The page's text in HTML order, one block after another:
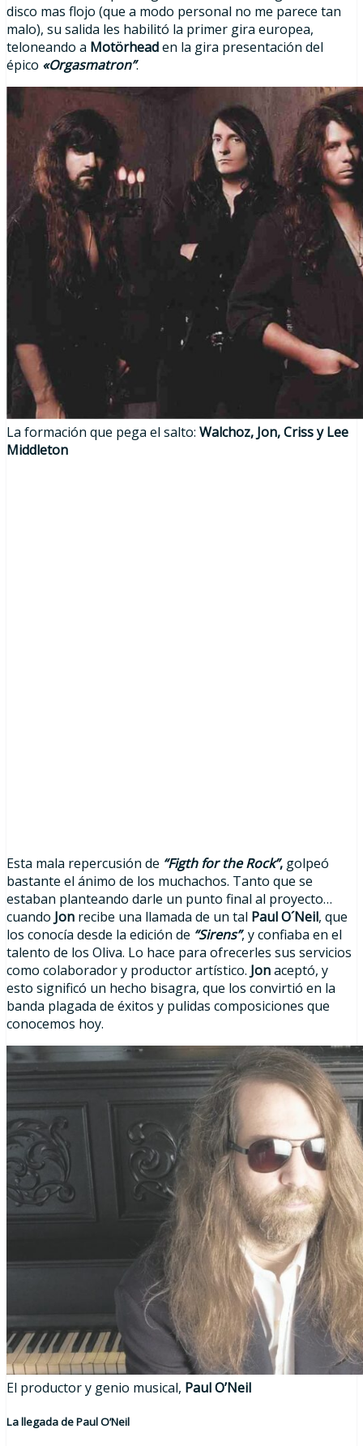
disco mas flojo (que a modo personal no me parece tan
malo), su salida les habilitó la primer gira europea,
teloneando a Motörheaden la gira presentación del
épico «Orgasmatron”.
La formación que pega el salto: Walchoz, Jon, Criss y Lee
Middleton
Esta mala repercusión de “Figth for the Rock”, golpeó
bastante el ánimo de los muchachos. Tanto que se
estaban planteando darle un punto final al proyecto…
cuando Jon recibe una llamada de un tal Paul O´Neil, que
los conocía desde la edición de “Sirens”, y confiaba en el
talento de los Oliva. Lo hace para ofrecerles sus servicios
como colaborador y productor artístico. Jonaceptó, y
esto significó un hecho bisagra, que los convirtió en la
banda plagada de éxitos y pulidas composiciones que
conocemos hoy.
El productor y genio musical, Paul O’Neil
La llegada de Paul O’Neil